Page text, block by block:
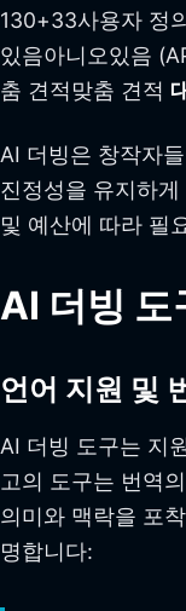
130+33사용자 정
있음아니오있음
춤 견적맞춤 견적
AI 더빙은 창작자
진정성을 유지하
및 예산에 따라 필
AI 더빙 도
언어 지원 및
AI 더빙 도구는 지
고의 도구는 번역
의미와 맥락을 포
명합니다: